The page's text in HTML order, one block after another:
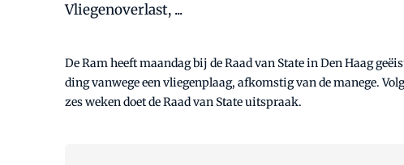
Vliegenoverlast, ...
De Ram heeft maandag bij de Raad van State in Den Haag
ding vanwege een vliegenplaag, afkomstig van de manege.
zes weken doet de Raad van State uitspraak.